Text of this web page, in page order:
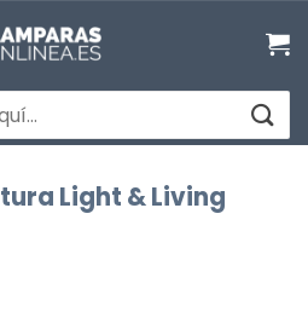
Light & Living